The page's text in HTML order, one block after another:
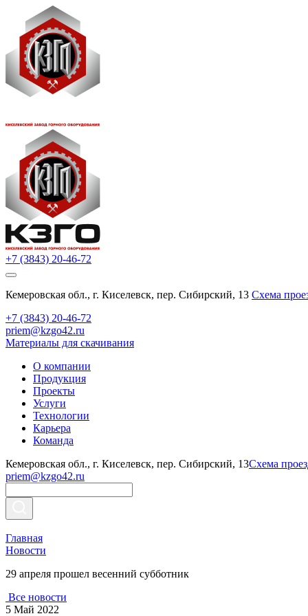
+7 (3843) 20-46-72
Кемеровская обл., г. Киселевск, пер. Сибирский, 13 Схема
+7 (3843) 20-46-72
priem@kzgo42.ru
Материалы для скачивания
О компании
Продукция
Проекты
Услуги
Технологии
Карьера
Команда
Кемеровская обл., г. Киселевск, пер. Сибирский, 13Схема
priem@kzgo42.ru
Главная
Новости
29 апреля прошел весенний субботник
Все новости
5 Май 2022